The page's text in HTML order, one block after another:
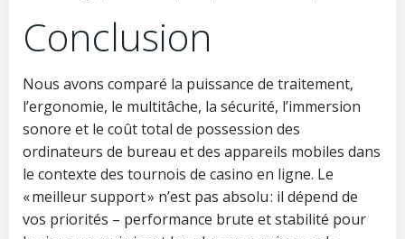
Conclusion
Nous avons comparé la puissance de traitement,
l’ergonomie, le multitâche, la sécurité, l’immersion
sonore et le coût total de possession des
ordinateurs de bureau et des appareils mobiles dans
le contexte des tournois de casino en ligne. Le
« meilleur support » n’est pas absolu : il dépend de
vos priorités – performance brute et stabilité pour